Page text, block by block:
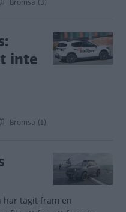
Bromsa (3)
inte
Bromsa (1)
har tagit fram en